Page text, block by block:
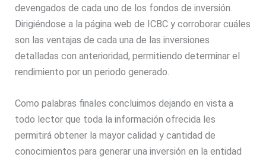
devengados de cada uno de los fondos de inversión.
Dirigiéndose a la página web de ICBC y corroborar cuáles
son las ventajas de cada una de las inversiones
detalladas con anterioridad, permitiendo determinar el
rendimiento por un periodo generado.
Como palabras finales concluimos dejando en vista a
todo lector que toda la información ofrecida les
permitirá obtener la mayor calidad y cantidad de
conocimientos para generar una inversión en la entidad